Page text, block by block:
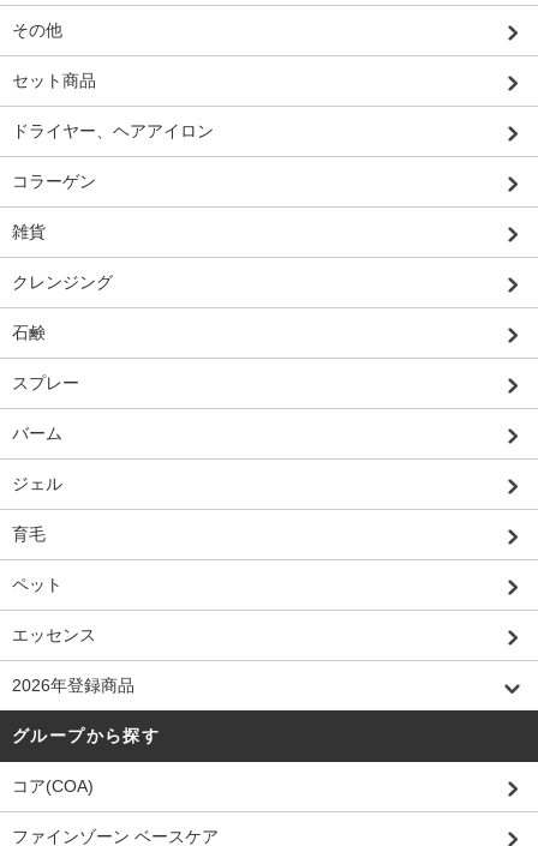
その他
セット商品
ドライヤー、ヘアアイロン
コラーゲン
雑貨
クレンジング
石鹸
スプレー
バーム
ジェル
育毛
ペット
エッセンス
2026年登録商品
グループから探す
コア(COA)
ファインゾーン ベースケア